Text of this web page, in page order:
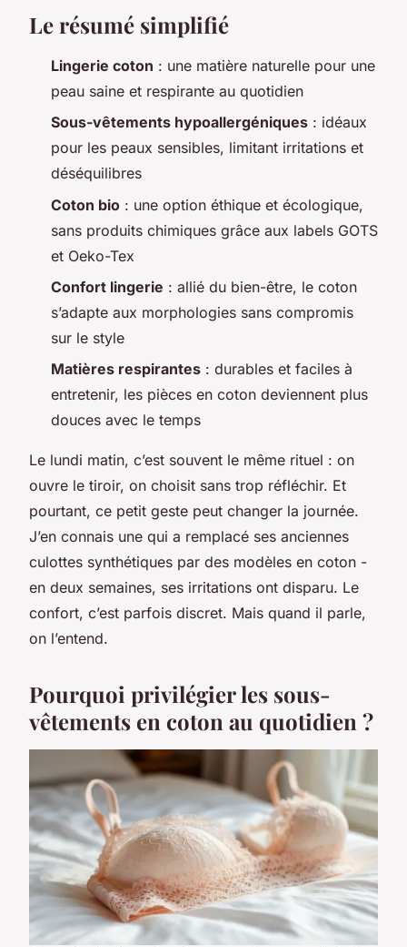
Le résumé simplifié
Lingerie coton : une matière naturelle pour une
peau saine et respirante au quotidien
Sous-vêtements hypoallergéniques : idéaux
pour les peaux sensibles, limitant irritations et
déséquilibres
Coton bio : une option éthique et écologique,
sans produits chimiques grâce aux labels GOTS
et Oeko-Tex
Confort lingerie : allié du bien-être, le coton
s’adapte aux morphologies sans compromis
sur le style
Matières respirantes : durables et faciles à
entretenir, les pièces en coton deviennent plus
douces avec le temps
Le lundi matin, c’est souvent le même rituel : on
ouvre le tiroir, on choisit sans trop réfléchir. Et
pourtant, ce petit geste peut changer la journée.
J’en connais une qui a remplacé ses anciennes
culottes synthétiques par des modèles en coton -
en deux semaines, ses irritations ont disparu. Le
confort, c’est parfois discret. Mais quand il parle,
on l’entend.
Pourquoi privilégier les sous-
vêtements en coton au quotidien ?